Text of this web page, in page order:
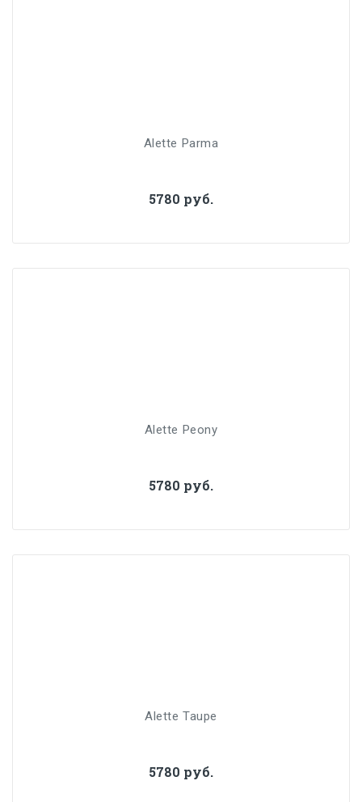
Alette Parma
5780 руб.
Alette Peony
5780 руб.
Alette Taupe
5780 руб.